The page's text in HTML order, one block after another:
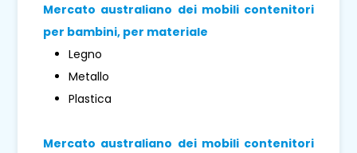
Mercato australiano dei mobili contenitori
per bambini, per materiale
Legno
Metallo
Plastica
Mercato australiano dei mobili contenitori